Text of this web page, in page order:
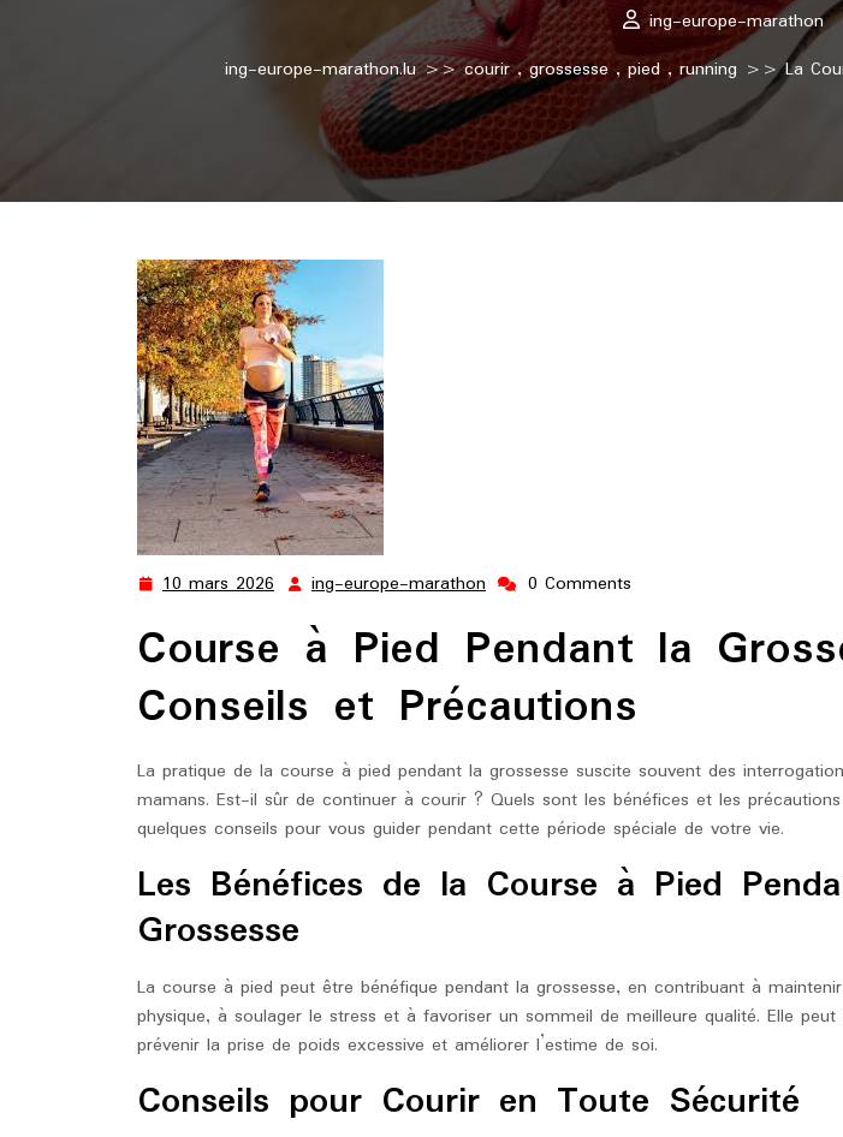
ing-europe-marathon
ing-europe-marathon.lu>>courir,grossesse,pied, running >> La
10 mars 2026 10
2026
ing-europe-marathon ing-
marathon
0 Comments
Course à Pied Pendant la
Conseils et Précautions
La pratique de la course à pied pendant la grossesse suscite souvent des
mamans. Est-il sûr de continuer à courir ? Quels sont les bénéfices et les
quelques conseils pour vous guider pendant cette période spéciale de votre vie.
Les Bénéfices de la Course à Pied
Grossesse
La course à pied peut être bénéfique pendant la grossesse, en contribuant à
physique, à soulager le stress et à favoriser un sommeil de meilleure qualité. Elle
prévenir la prise de poids excessive et améliorer l’estime de soi.
Conseils pour Courir en Toute Sécurité